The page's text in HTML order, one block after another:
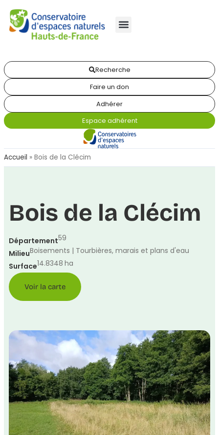
Recherche
Faire un don
Adhérer
Espace adhérent
Accueil » Bois de la Clécim
Bois de la Clécim
Département59
MilieuBoisements | Tourbières, marais et plans d'eau
Surface14.8348 ha
Voir la carte